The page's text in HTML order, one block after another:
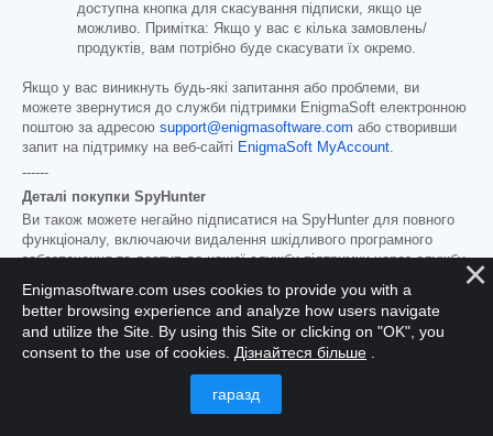
доступна кнопка для скасування підписки, якщо це
можливо. Примітка: Якщо у вас є кілька замовлень/
продуктів, вам потрібно буде скасувати їх окремо.
Якщо у вас виникнуть будь-які запитання або проблеми, ви
можете звернутися до служби підтримки EnigmaSoft електронною
поштою за адресою support@enigmasoftware.com або створивши
запит на підтримку на веб-сайті EnigmaSoft MyAccount.
------
Деталі покупки SpyHunter
Ви також можете негайно підписатися на SpyHunter для повного
функціоналу, включаючи видалення шкідливого програмного
забезпечення та доступ до нашої служби підтримки через службу
(SpyHunter Basic Windows) та$79.98 раз на півроку (SpyHunter Pro
Windows/SpyHunter для Mac) відповідно до пропозиційних
матеріалів та умов реєстрації/сторінки покупки (які включені сюди
шляхом посилання; ціни можуть відрізнятися залежно від країни
або акції на сторінці покупки). Ваша підписка
за стандартною платою за підписку, що діє
на момент вашої початкової покупки, та на той самий період
Enigmasoftware.com uses cookies to provide you with a
better browsing experience and analyze how users navigate
and utilize the Site. By using this Site or clicking on "OK", you
consent to the use of cookies. Дізнайтеся більше